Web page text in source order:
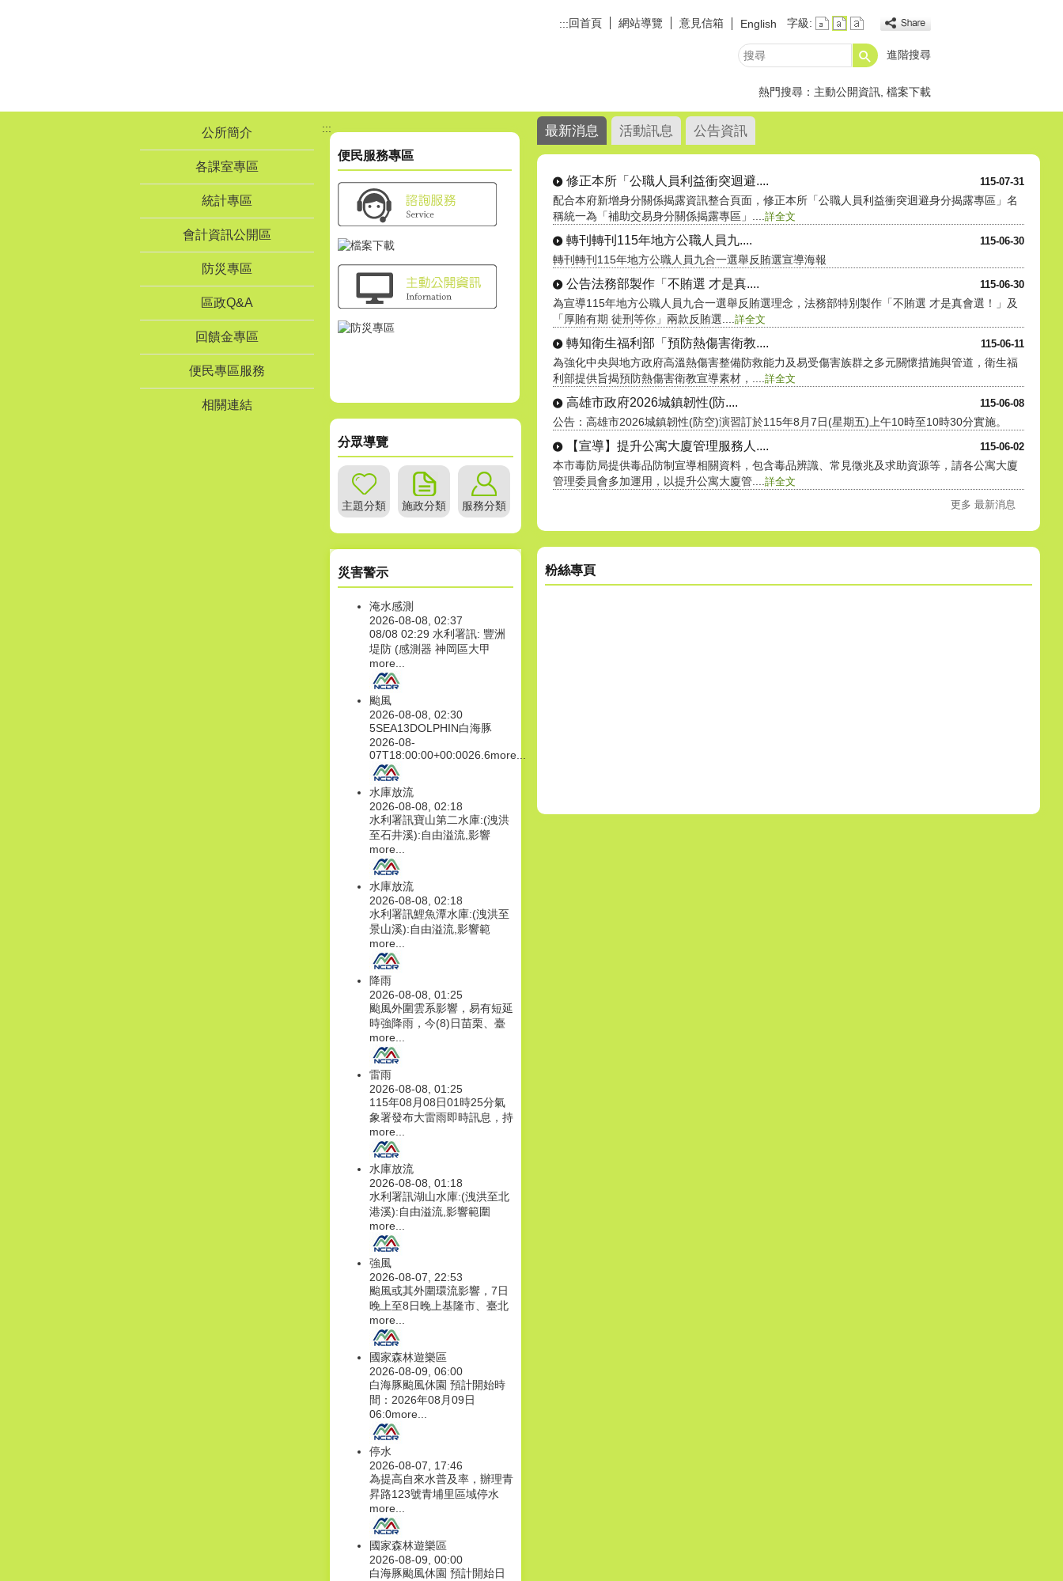
:::回首頁 網站導覽 意見信箱 English 字級:
搜
進階搜尋
熱門搜尋： 主動公開資訊 檔案下載
公所簡介
各課室專區
統計專區
會計資訊公開區
防災專區
區政Q&A
回饋金專區
便民專區服務
相關連結
:::
便民服務專區
分眾導覽
主題分類 施政分類 服務分類
災害警示
淹水感測
2026-08-08, 02:37
08/08 02:29 水利署訊: 豐洲
堤防 (感測器 神岡區大甲
more...
颱風
2026-08-08, 02:30
5SEA13DOLPHIN白海豚
2026-08-
07T18:00:00+00:0026.6more...
水庫放流
2026-08-08, 02:18
水利署訊寶山第二水庫:(洩洪
至石井溪):自由溢流,影響
more...
水庫放流
2026-08-08, 02:18
水利署訊鯉魚潭水庫:(洩洪至
景山溪):自由溢流,影響範
more...
降雨
2026-08-08, 01:25
颱風外圍雲系影響，易有短延
時強降雨，今(8)日苗栗、臺
more...
雷雨
2026-08-08, 01:25
115年08月08日01時25分氣
象署發布大雷雨即時訊息，持
more...
水庫放流
2026-08-08, 01:18
水利署訊湖山水庫:(洩洪至北
港溪):自由溢流,影響範圍
more...
強風
2026-08-07, 22:53
颱風或其外圍環流影響，7日
晚上至8日晚上基隆市、臺北
more...
國家森林遊樂區
2026-08-09, 06:00
白海豚颱風休園 預計開始時
間：2026年08月09日
06:0more...
停水
2026-08-07, 17:46
為提高自來水普及率，辦理青
昇路123號青埔里區域停水
more...
國家森林遊樂區
2026-08-09, 00:00
白海豚颱風休園 預計開始日
最新消息 活動訊息 公告資訊
115-07-31
修正本所「公職人員利益衝突迴避....
配合本府新增身分關係揭露資訊整合頁面，修正本所「公職人員利益衝突迴避身分揭露專區」名
稱統一為「補助交易身分關係揭露專區」....詳全文
115-06-30
轉刊轉刊115年地方公職人員九....
轉刊轉刊115年地方公職人員九合一選舉反賄選宣導海報
115-06-30
公告法務部製作「不賄選 才是真....
為宣導115年地方公職人員九合一選舉反賄選理念，法務部特別製作「不賄選 才是真會選！」及
「厚賄有期 徒刑等你」兩款反賄選....詳全文
115-06-11
轉知衛生福利部「預防熱傷害衛教....
為強化中央與地方政府高溫熱傷害整備防救能力及易受傷害族群之多元關懷措施與管道，衛生福
利部提供旨揭預防熱傷害衛教宣導素材，....詳全文
115-06-08
高雄市政府2026城鎮韌性(防....
公告：高雄市2026城鎮韌性(防空)演習訂於115年8月7日(星期五)上午10時至10時30分實施。
115-06-02
【宣導】提升公寓大廈管理服務人....
本市毒防局提供毒品防制宣導相關資料，包含毒品辨識、常見徵兆及求助資源等，請各公寓大廈
管理委員會多加運用，以提升公寓大廈管....詳全文
更多 最新消息
粉絲專頁